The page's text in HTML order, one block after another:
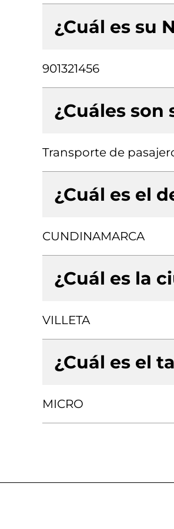
¿Cuál es su
901321456
¿Cuáles
Transporte de
¿Cuál es el
CUNDINAMARCA
¿Cuál es la
VILLETA
¿Cuál es el
MICRO